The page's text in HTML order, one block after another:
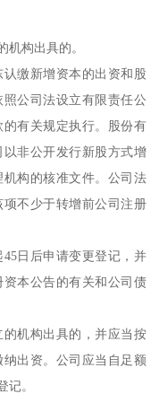
构出具的。
缴新增资本的出资和股
公司法设立有限责任公
有关规定执行。股份有
非公开发行新股方式增
构的核准文件。公司法
不少于转增前公司注册
日后申请变更登记，并
本公告的有关和公司债
机构出具的，并应当按
出资。公司应当自足额
记。